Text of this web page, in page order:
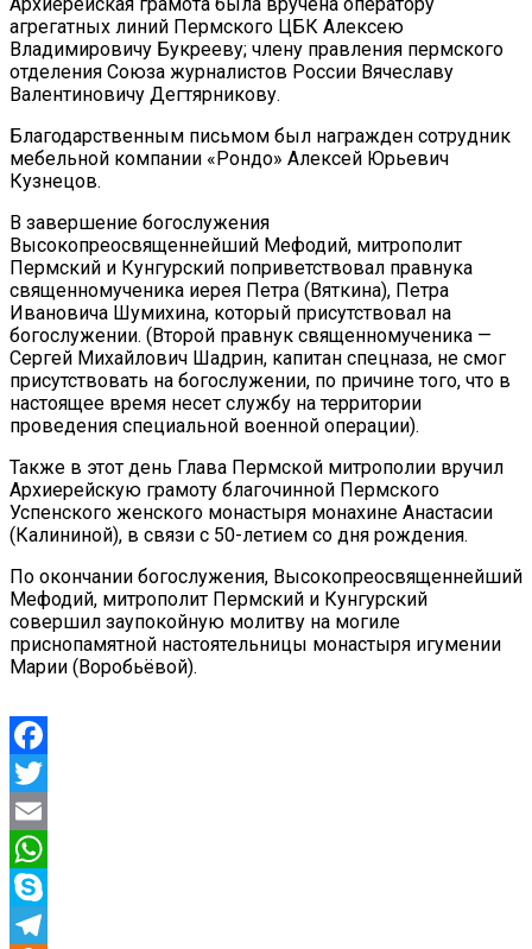
агрегатных линий Пермского ЦБК Алексею
Владимировичу Букрееву; члену правления пермского
отделения Союза журналистов России Вячеславу
Валентиновичу Дегтярникову.
Благодарственным письмом был награжден сотрудник
мебельной компании «Рондо» Алексей Юрьевич
Кузнецов.
В завершение богослужения
Высокопреосвященнейший Мефодий, митрополит
Пермский и Кунгурский поприветствовал правнука
священномученика иерея Петра (Вяткина), Петра
Ивановича Шумихина, который присутствовал на
богослужении. (Второй правнук священномученика —
Сергей Михайлович Шадрин, капитан спецназа, не смог
присутствовать на богослужении, по причине того, что в
настоящее время несет службу на территории
проведения специальной военной операции).
Также в этот день Глава Пермской митрополии вручил
Архиерейскую грамоту благочинной Пермского
Успенского женского монастыря монахине Анастасии
(Калининой), в связи с 50-летием со дня рождения.
По окончании богослужения, Высокопреосвященнейший
Мефодий, митрополит Пермский и Кунгурский
совершил заупокойную молитву на могиле
приснопамятной настоятельницы монастыря игумении
Марии (Воробьёвой).
Facebook
Twitter
Email
WhatsApp
Skype